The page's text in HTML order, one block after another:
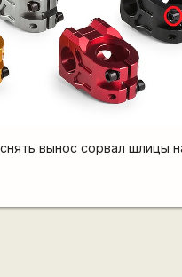
вынос сорвал шлицы